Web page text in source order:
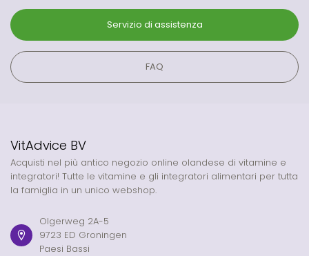
Servizio di assistenza
FAQ
VitAdvice BV
Acquisti nel più antico negozio online olandese di vitamine e
integratori! Tutte le vitamine e gli integratori alimentari per tutta
la famiglia in un unico webshop.
Olgerweg 2A-5
9723 ED Groningen
Paesi Bassi